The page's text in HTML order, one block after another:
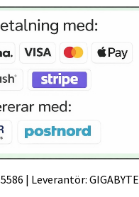
| Leverantör: GIGABYTE